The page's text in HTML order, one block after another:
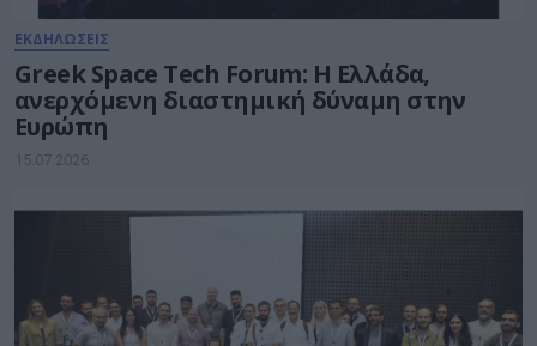
ΕΚΔΗΛΩΣΕΙΣ
Greek Space Tech Forum: Η Ελλάδα,
ανερχόμενη διαστημική δύναμη στην
Ευρώπη
15.07.2026